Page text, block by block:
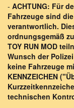
- ACHTUNG: Für
Fahrzeuge sind
verantwortlich.
ordnungsgemäß
TOY RUN MOD
Wunsch der
keine Fahrzeuge
KENNZEICHEN
technischen